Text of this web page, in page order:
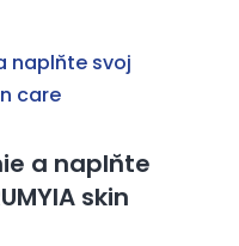
a naplňte
skin